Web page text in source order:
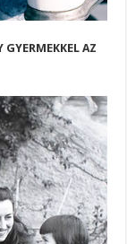
GYERMEKKEL AZ